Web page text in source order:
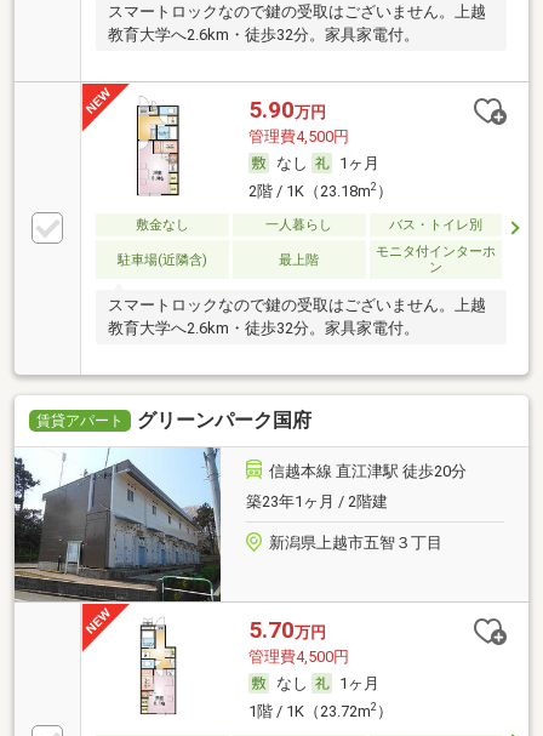
スマートロックなので鍵の受取はございません。上越
教育大学へ2.6km・徒歩32分。家具家電付。
5.90万円
管理費4,500円
なし
1ヶ月
2階 / 1K（23.18m2）
敷金なし 一人暮らし バス・トイレ別
駐車場(近隣含) 最上階
モニタ付インターホ
ン
スマートロックなので鍵の受取はございません。上越
教育大学へ2.6km・徒歩32分。家具家電付。
賃貸アパート グリーンパーク国府
信越本線 直江津駅 徒歩20分
築23年1ヶ月 / 2階建
新潟県上越市五智３丁目
5.70万円
管理費4,500円
なし
1ヶ月
1階 / 1K（23.72m2）